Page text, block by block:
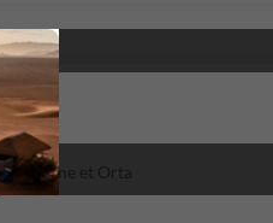
?
Côme et Orta